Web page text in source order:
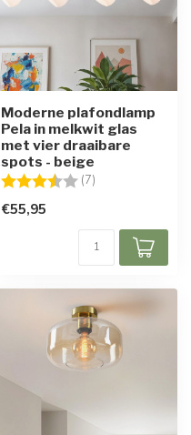
Moderne plafondlamp
Pela in melkwit glas
met vier draaibare
spots - beige
Beoordeling: (7)
€55,95